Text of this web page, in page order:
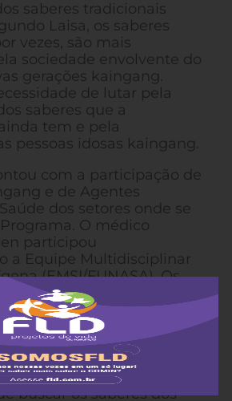
saberes tradicionais
Laisa, os saberes
vezes, são mais
sociedade envolvente do
gerações kaingang.
de lutar pela
saberes que a
tem e pela
pessoas idosas kaingang.
com a participação de
e de Agentes
dos setores onde se
O médico
participou
a Equipe Multidisciplinar
(EMSI/FUNASA). Os
presentes no
de registrar as falas e
comentaram que
fortalecem a cultura
a revitalização
Reafirma a
buscar os saberes dos